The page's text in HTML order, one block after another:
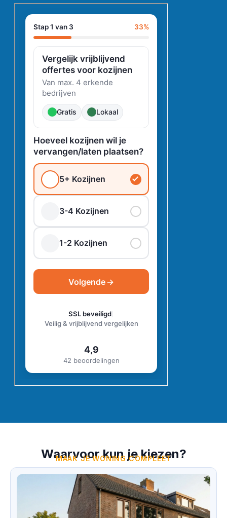
Waarvoor kun je kiezen?
MAAK JE WONING COMPLEET